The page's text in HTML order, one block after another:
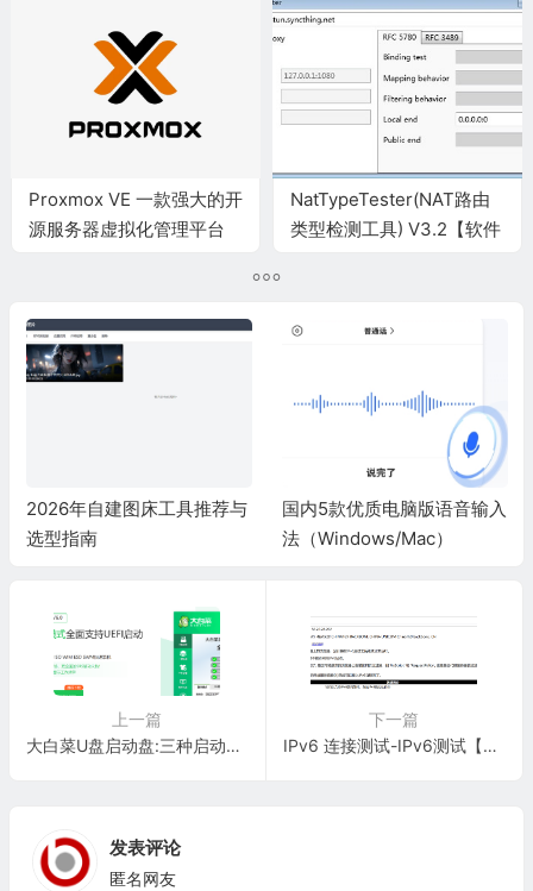
（适合虚拟机）
Proxmox VE 一款强大的开
源服务器虚拟化管理平台
NatTypeTester(NAT路由
类型检测工具) V3.2【软件
2026年自建图床工具推荐与
选型指南
国内5款优质电脑版语音输入
法（Windows/Mac）
上一篇
大白菜U盘启动盘:三种启动模式全面支持UEFI启动
下一篇
IPv6 连接测试-IPv6测试【工具】
发表评论
匿名网友